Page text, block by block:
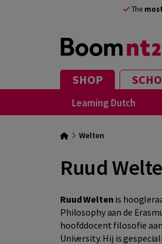
The
SHOP
Learning Dutch
Welten
Ruud
Ruud Welten is
Philosophy aan de
hoofddocent filosofie
University. Hij is